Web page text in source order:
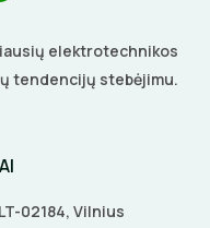
elektrotechnikos
tendencijų stebėjimu.
02184, Vilnius